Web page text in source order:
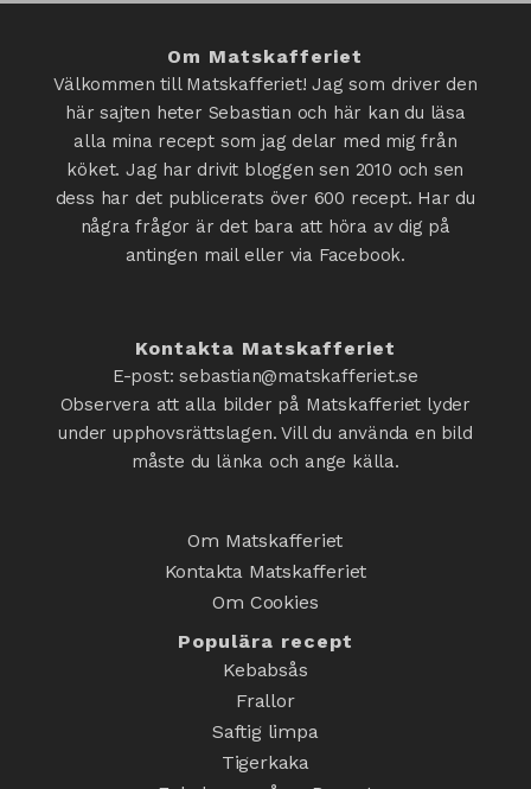
Om Matskafferiet
Välkommen till Matskafferiet! Jag som driver den
här sajten heter Sebastian och här kan du läsa
alla mina recept som jag delar med mig från
köket. Jag har drivit bloggen sen 2010 och sen
dess har det publicerats över 600 recept. Har du
några frågor är det bara att höra av dig på
antingen mail eller via Facebook.
Kontakta Matskafferiet
E-post: sebastian@matskafferiet.se
Observera att alla bilder på Matskafferiet lyder
under upphovsrättslagen. Vill du använda en bild
måste du länka och ange källa.
Om Matskafferiet
Kontakta Matskafferiet
Om Cookies
Populära recept
Kebabsås
Frallor
Saftig limpa
Tigerkaka